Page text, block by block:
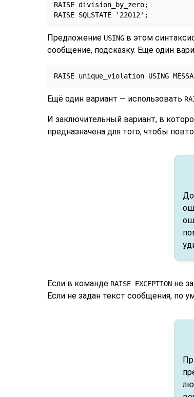
RAISE division_by_zero;
RAISE SQLSTATE '22012';
Предложение USING в этом
сообщение, подсказку. Ещё один
RAISE unique_violation USING
Ещё один вариант — использовать
И заключительный вариант, в
предназначена для того, чтобы
Если в команде RAISE EXCEPTION не
Если не задан текст сообщения, по